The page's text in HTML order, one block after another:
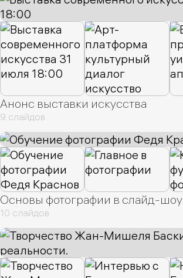
Анонс выставки искусства
9 слайдов
Основы фотографии в слайд-шоу
10 слайдов